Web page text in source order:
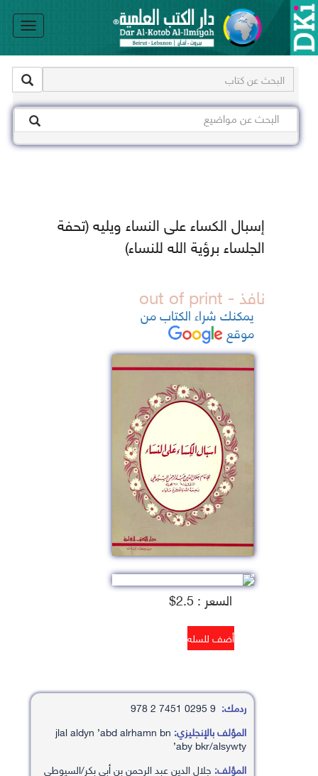
إسبال الكساء على النساء ويليه (تحفة
الجلساء برؤية الله للنساء)
نافذ - out of print
يمكنك شراء الكتاب من
موقع
السعر : 2.5$
ردمك:
المؤلف بالإنجليزي: jlal aldyn ’abd alrhamn bn
’aby bkr/alsywty
المؤلف: جلال الدين عبد الرحمن بن أبي بكر/السيوطي